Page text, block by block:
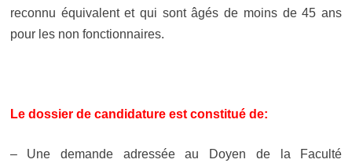
reconnu équivalent et qui sont âgés de moins de 45 ans
pour les non fonctionnaires.
Le dossier de candidature est constitué de:
– Une demande adressée au Doyen de la Faculté